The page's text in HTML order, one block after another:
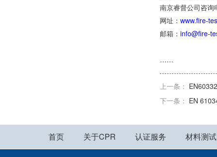
南京睿督公司咨
网址： www.fire-
邮箱： info@fire-
……
上一条：
下一条： EN
首页 关于CPR 认证服务 材料测试